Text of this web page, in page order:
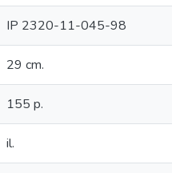
IP 2320-11-045-98
29 cm.
155 p.
il.